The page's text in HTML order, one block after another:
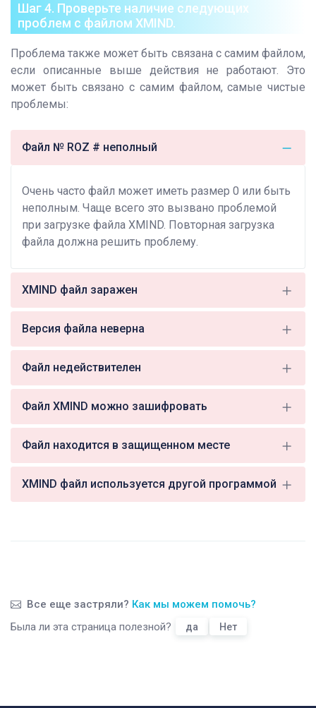
Шаг 4. Проверьте наличие следующих
проблем с файлом XMIND.
Проблема также может быть связана с самим файлом,
если описанные выше действия не работают. Это
может быть связано с самим файлом, самые чистые
проблемы:
Файл № ROZ # неполный
Очень часто файл может иметь размер 0 или быть
неполным. Чаще всего это вызвано проблемой
при загрузке файла XMIND. Повторная загрузка
файла должна решить проблему.
XMIND файл заражен
Версия файла неверна
Файл недействителен
Файл XMIND можно зашифровать
Файл находится в защищенном месте
XMIND файл используется другой программой
Все еще застряли? Как мы можем помочь?
Была ли эта страница полезной?
да Нет